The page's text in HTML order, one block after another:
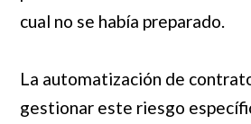
cual no se había preparado.
La automatización de
gestionar este riesgo